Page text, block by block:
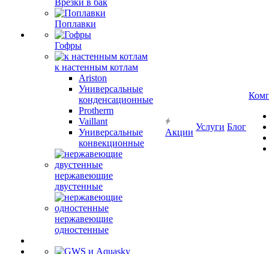
Врезки в бак
Поплавки
Гофры
к настенным котлам
Ariston
Универсальные
конденсационные
Protherm
Vaillant
Универсальные
конвекционные
нержавеющие
двустенные
нержавеющие
одностенные
Акции
Услуги Блог